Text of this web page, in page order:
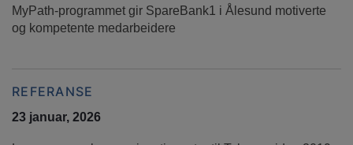
MyPath-programmet gir SpareBank1 i Ålesund motiverte
og kompetente medarbeidere
REFERANSE
23 januar, 2026